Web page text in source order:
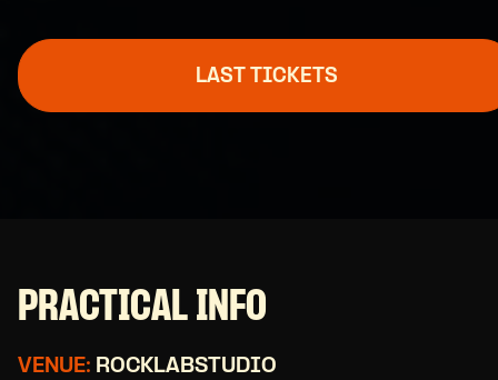
LAST TICKETS
PRACTICAL INFO
VENUE: ROCKLABSTUDIO